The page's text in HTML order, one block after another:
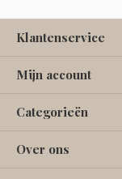
Klantenservice
Mijn account
Categorieën
Over ons